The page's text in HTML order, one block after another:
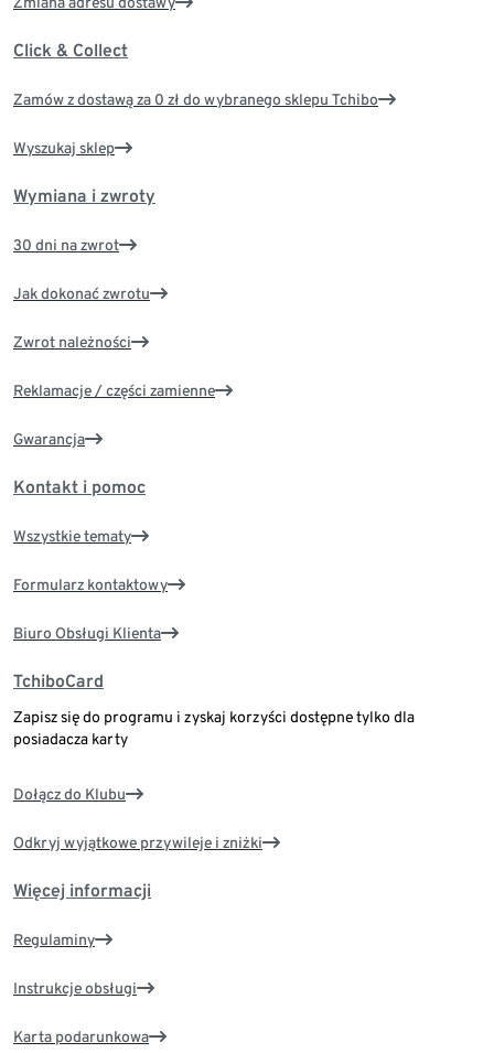
Click & Collect
Zamów z dostawą za 0 zł do wybranego sklepu Tchibo
Wyszukaj sklep
Wymiana i zwroty
30 dni na zwrot
Jak dokonać zwrotu
Zwrot należności
Reklamacje / części zamienne
Gwarancja
Kontakt i pomoc
Wszystkie tematy
Formularz kontaktowy
Biuro Obsługi Klienta
TchiboCard
Zapisz się do programu i zyskaj korzyści dostępne tylko dla
posiadacza karty
Dołącz do Klubu
Odkryj wyjątkowe przywileje i zniżki
Więcej informacji
Regulaminy
Instrukcje obsługi
Karta podarunkowa